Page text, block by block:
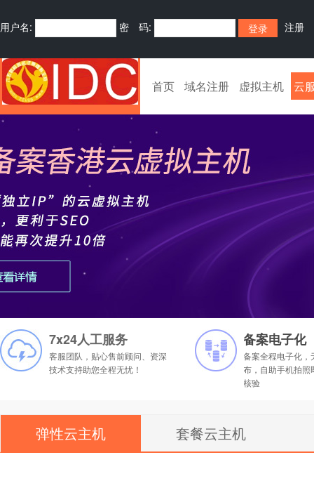
用户名: 密 码: 注册
首页 域名注册 虚拟主机 云
7x24人工服务
客服团队，贴心售前顾问、资深
技术支持助您全程无忧！
备案电子化
备案全程电子化，
布，自助手机拍照
核验
弹性云主机 套餐云主机